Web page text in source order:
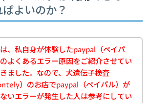
よいのか？
、私自身が体験したpaypal（ペイパ
よくあるエラー原因をご紹介させてい
ました。なので、犬遺伝子検査
）のお店でpaypal（ペイパル）が
いエラーが発生した人は参考にしてい